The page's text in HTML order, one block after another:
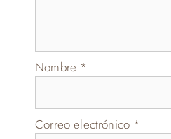
Nombre *
Correo electrónico *